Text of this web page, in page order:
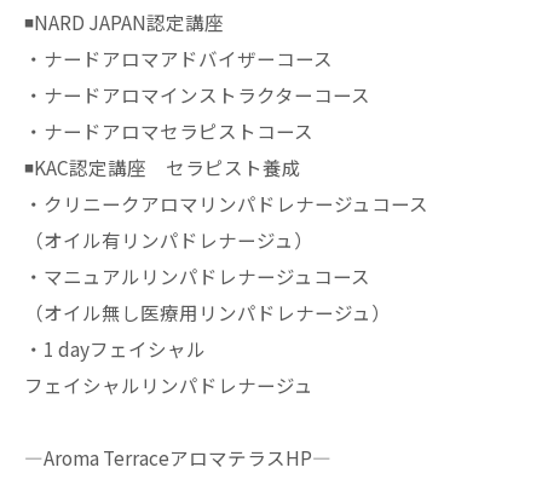
◾️NARD JAPAN認定講座
・ナードアロマアドバイザーコース
・ナードアロマインストラクターコース
・ナードアロマセラピストコース
◾️KAC認定講座 セラピスト養成
・クリニークアロマリンパドレナージュコース
（オイル有リンパドレナージュ）
・マニュアルリンパドレナージュコース
（オイル無し医療用リンパドレナージュ）
・1 dayフェイシャル
フェイシャルリンパドレナージュ
—Aroma TerraceアロマテラスHP—